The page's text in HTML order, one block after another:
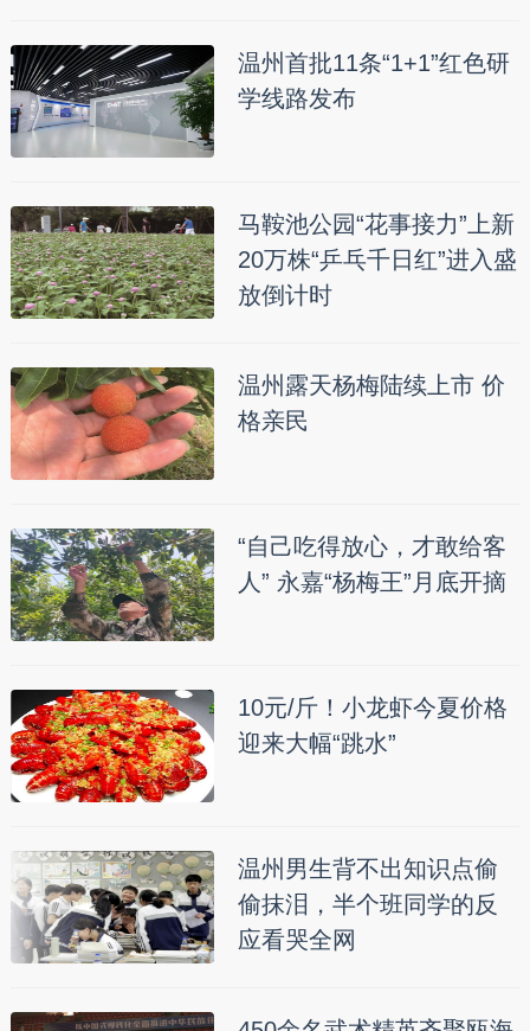
温州首批11条“1+1”红色研
学线路发布
马鞍池公园“花事接力”上新
20万株“乒乓千日红”进入盛
放倒计时
温州露天杨梅陆续上市 价
格亲民
“自己吃得放心，才敢给客
人” 永嘉“杨梅王”月底开摘
10元/斤！小龙虾今夏价格
迎来大幅“跳水”
温州男生背不出知识点偷
偷抹泪，半个班同学的反
应看哭全网